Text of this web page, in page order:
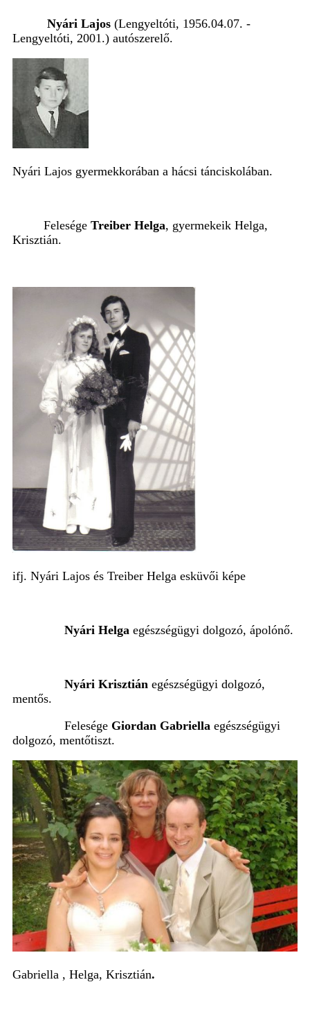
Nyári Lajos (Lengyeltóti, 1956.04.07. -
Lengyeltóti, 2001.) autószerelő.
Nyári Lajos gyermekkorában a hácsi tánciskolában.
Felesége Treiber Helga, gyermekeik Helga,
Krisztián.
ifj. Nyári Lajos és Treiber Helga esküvői képe
Nyári Helga egészségügyi dolgozó, ápolónő.
Nyári Krisztián egészségügyi dolgozó,
mentős.
Felesége Giordan Gabriella egészségügyi
dolgozó, mentőtiszt.
Gabriella , Helga, Krisztián.